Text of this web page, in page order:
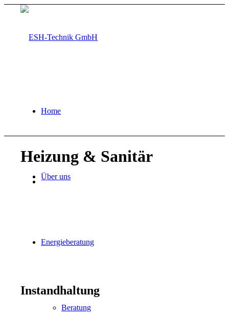
Home
Über uns
Energieberatung
Beratung
Heizung & Sanitär
Instandhaltung